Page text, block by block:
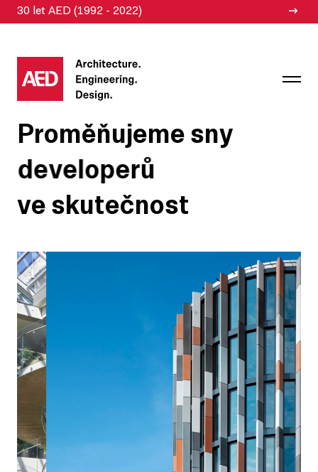
30 let AED (1992 - 2022)
Proměňujeme sny
deve operů
ve skutečnost